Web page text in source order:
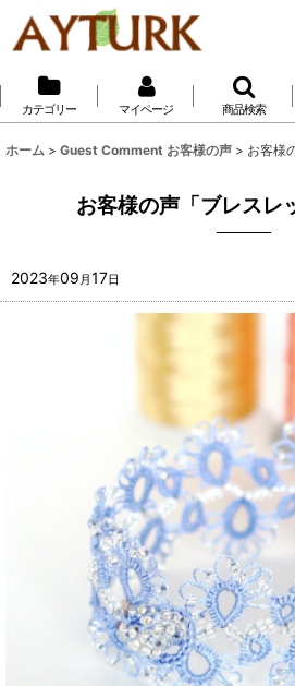
カテゴリー マイページ 商品検索
ホーム > Guest Comment お客様の声 > お客様
お客様の声「ブレスレ
2023年09 月17日